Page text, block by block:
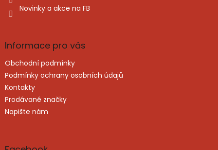
Novinky a akce na FB
Informace pro vás
Obchodní podmínky
Podmínky ochrany osobních údajů
Kontakty
Prodávané značky
Napište nám